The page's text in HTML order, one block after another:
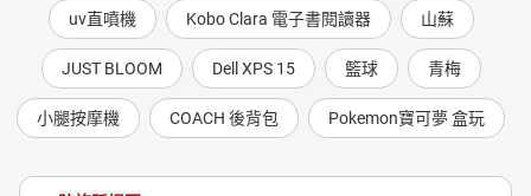
uv直噴機 Kobo Clara 電子書閱讀器 山蘇
JUST BLOOM Dell XPS 15 籃球 青梅
小腿按摩機 COACH 後背包 Pokemon寶可夢 盒玩